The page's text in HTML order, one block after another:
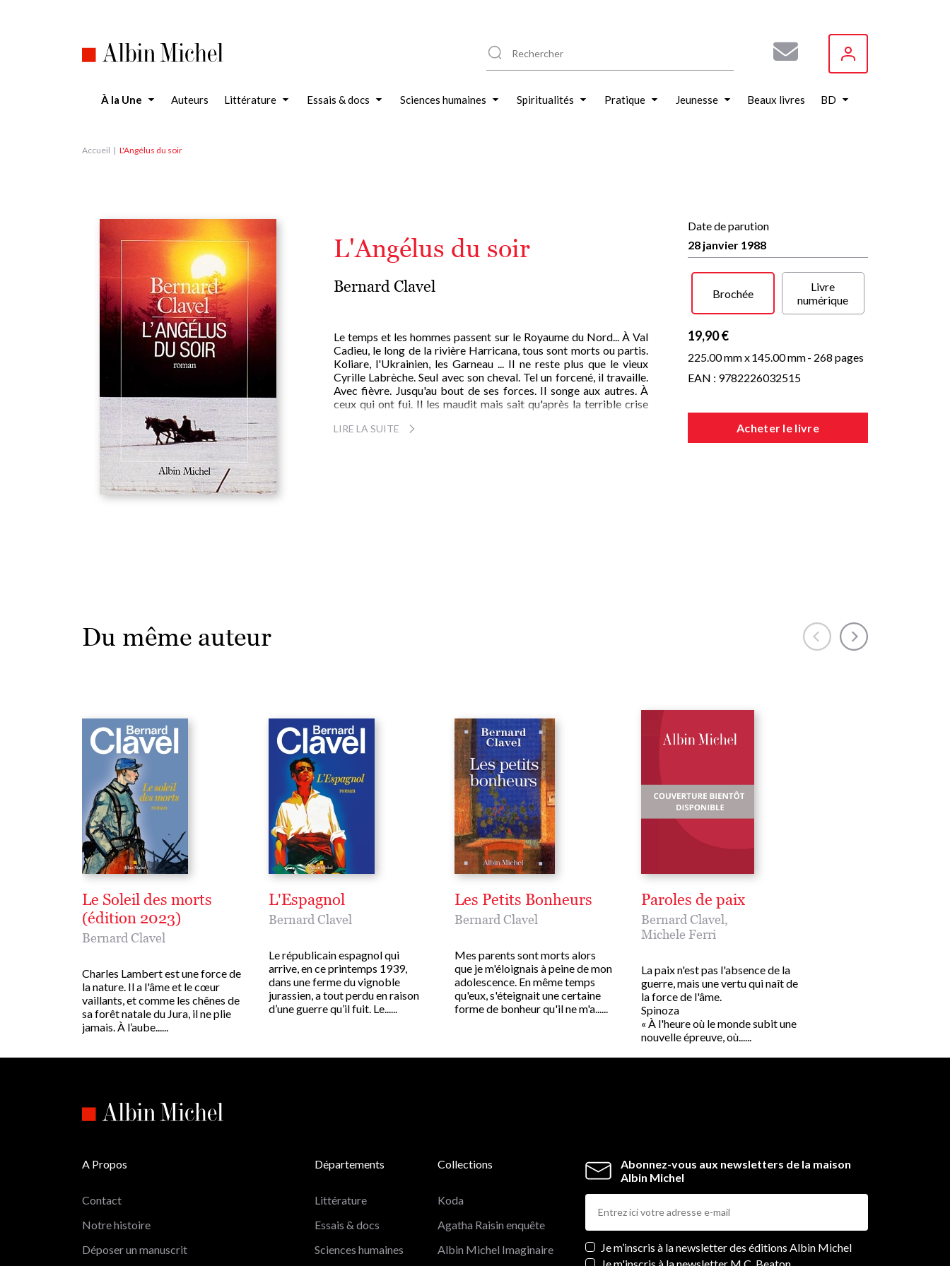
À la Une Auteurs Littérature Essais & docs Sciences humaines Spiritualités Pratique Jeunesse Beaux livres BD
Accueil L'Angélus du soir
L'Angélus du soir
Bernard Clavel
Le temps et les hommes passent sur le Royaume du Nord... À Val
Cadieu, le long de la rivière Harricana, tous sont morts ou partis.
Koliare, l'Ukrainien, les Garneau ... Il ne reste plus que le vieux
Cyrille Labrèche. Seul avec son cheval. Tel un forcené, il travaille.
Avec fièvre. Jusqu'au bout de ses forces. Il songe aux autres. À
ceux qui ont fui. Il les maudit mais sait qu'après la terrible crise
leurs terres, avec une intégrité de bête sauvage. Il en défriche de
LIRE LA SUITE
Date de parution
28 janvier 1988
Brochée
Livre
numérique
19,90 €
225.00 mm x145.00 mm- 268 pages
EAN : 9782226032515
Acheter le livre
Du même auteur
Le Soleil des morts
(édition 2023)
Bernard Clavel
Charles Lambert est une force de
la nature. Il a l'âme et le cœur
vaillants, et comme les chênes de
sa forêt natale du Jura, il ne plie
jamais. À l’aube......
L'Espagnol
Bernard Clavel
Le républicain espagnol qui
arrive, en ce printemps 1939,
dans une ferme du vignoble
jurassien, a tout perdu en raison
d’une guerre qu’il fuit. Le......
Les Petits Bonheurs
Bernard Clavel
Mes parents sont morts alors
que je m'éloignais à peine de mon
adolescence. En même temps
qu'eux, s'éteignait une certaine
forme de bonheur qu'il ne m'a......
Paroles de paix
Bernard Clavel,
Michele Ferri
La paix n'est pas l'absence de la
guerre, mais une vertu qui naît de
la force de l'âme.
Spinoza
« À l'heure où le monde subit une
nouvelle épreuve, où......
Abonnez-vous aux newsletters de la maison
Albin Michel
Newsletters
Je m’inscris à la newsletter des éditions Albin Michel
A Propos
Contact
Notre histoire
Déposer un manuscrit
Départements
Littérature
Essais & docs
Sciences humaines
Collections
Koda
Agatha Raisin enquête
Albin Michel Imaginaire